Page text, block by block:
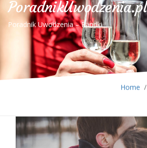
PoradnikUwodzenia.pl
Poradnik Uwodzenia – Randki
Home /